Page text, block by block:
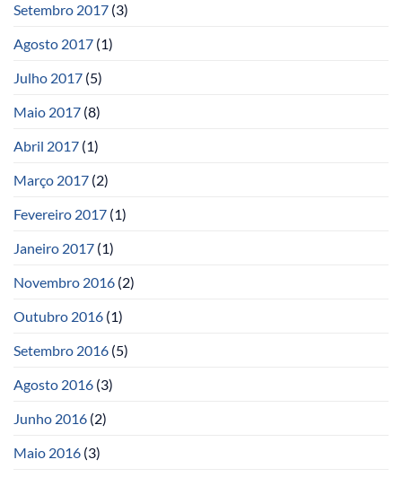
Setembro 2017 (3)
Agosto 2017 (1)
Julho 2017 (5)
Maio 2017 (8)
Abril 2017 (1)
Março 2017 (2)
Fevereiro 2017 (1)
Janeiro 2017 (1)
Novembro 2016 (2)
Outubro 2016 (1)
Setembro 2016 (5)
Agosto 2016 (3)
Junho 2016 (2)
Maio 2016 (3)